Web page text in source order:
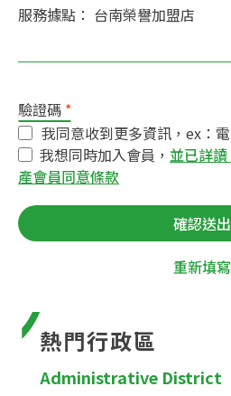
服務據點： 台南榮譽加盟店
驗證碼 *
我同意收到更多資訊，ex：
我想同時加入會員， 並已詳
產會員同意條款
確認送出
重新填寫
熱門行政區
Administrative District